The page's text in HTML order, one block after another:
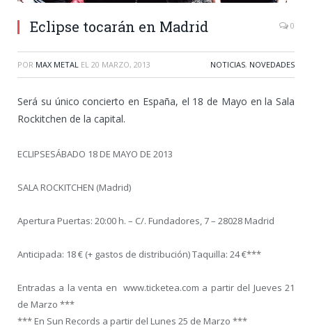
Eclipse tocarán en Madrid 0
POR MAX METAL EL 20 MARZO, 2013 NOTICIAS, NOVEDADES
Será su único concierto en España, el 18 de Mayo en la Sala
Rockitchen de la capital.
ECLIPSESÁBADO 18 DE MAYO DE 2013
SALA ROCKITCHEN (Madrid)
Apertura Puertas: 20:00 h. – C/. Fundadores, 7 – 28028 Madrid
Anticipada: 18 € (+ gastos de distribución) Taquilla: 24 €***
Entradas a la venta en www.ticketea.com a partir del Jueves 21
de Marzo ***
*** En Sun Records a partir del Lunes 25 de Marzo ***